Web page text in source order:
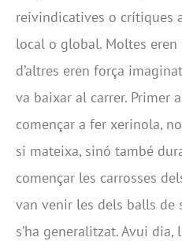
reivindicatives o crítiques
local o global. Moltes
d’altres eren força
va baixar al carrer. Primer
començar a fer xerinola,
si mateixa, sinó també
començar les carrosses
van venir les dels balls de
s’ha generalitzat. Avui